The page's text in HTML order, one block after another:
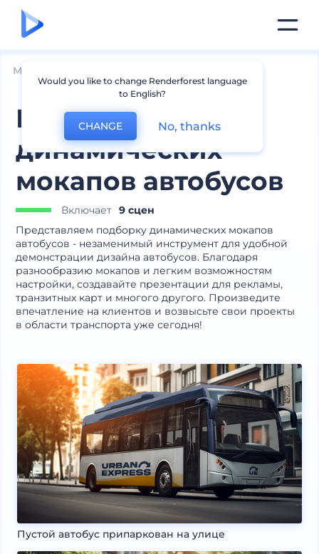
Мокапы
Подборка
динамических
мокапов автобусов
Включает 9 сцен
Представляем подборку динамических мокапов
автобусов - незаменимый инструмент для удобной
демонстрации дизайна автобусов. Благодаря
разнообразию мокапов и легким возможностям
настройки, создавайте презентации для рекламы,
транзитных карт и многого другого. Произведите
впечатление на клиентов и возвысьте свои проекты
в области транспорта уже сегодня!
Пустой автобус припаркован на улице
Would you like to change Renderforest language
to English?
CHANGE No, thanks